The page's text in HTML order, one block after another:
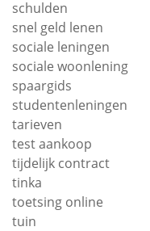
schulden
snel geld lenen
sociale leningen
sociale woonlening
spaargids
studentenleningen
tarieven
test aankoop
tijdelijk contract
tinka
toetsing online
tuin